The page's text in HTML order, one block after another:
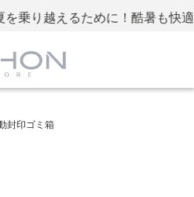
乗り越えるために！酷暑も快適
封印ゴミ箱